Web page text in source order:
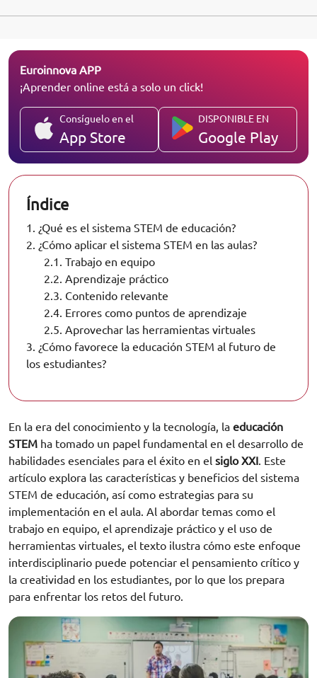
Euroinnova APP
¡Aprender online está a solo un click!
Consíguelo en el
App Store
DISPONIBLE EN
Google Play
Índice
1.
¿Qué es el sistema STEM de educación?
2.
¿Cómo aplicar el sistema STEM en las aulas?
2.1.
Trabajo en equipo
2.2. Aprendizaje práctico
2.3. Contenido relevante
2.4. Errores como puntos de aprendizaje
2.5. Aprovechar las herramientas virtuales
3.
¿Cómo favorece la educación STEM al futuro de
los estudiantes?
En la era del conocimiento y la tecnología, la educación
STEM ha tomado un papel fundamental en el desarrollo de
habilidades esenciales para el éxito en el siglo XXI . Este
artículo explora las características y beneficios del sistema
STEM de educación, así como estrategias para su
implementación en el aula. Al abordar temas como el
trabajo en equipo, el aprendizaje práctico y el uso de
herramientas virtuales, el texto ilustra cómo este enfoque
interdisciplinario puede potenciar el pensamiento crítico y
la creatividad en los estudiantes, por lo que los prepara
para enfrentar los retos del futuro.